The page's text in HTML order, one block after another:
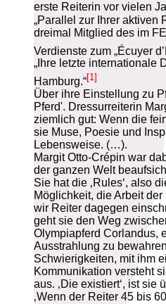
erste Reiterin vor vielen
„Parallel zur Ihrer aktiven
dreimal Mitglied des im
Verdienste zum „Écuyer
„Ihre letzte internationale
Hamburg.“[1]
Über ihre Einstellung zu
Pferd'. Dressurreiterin
ziemlich gut: Wenn die
sie Muse, Poesie und
Lebensweise. (…).
Margit Otto-Crépin war
der ganzen Welt
Sie hat die ‚Rules‘, also
Möglichkeit, die Arbeit
wir Reiter dagegen
geht sie den Weg
Olympiapferd Corlandus,
Ausstrahlung zu
Schwierigkeiten, mit ihm
Kommunikation versteht
aus. ‚Die existiert‘, ist
‚Wenn der Reiter 45 bis